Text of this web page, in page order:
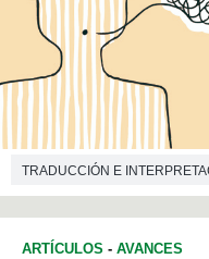
TRADUCCIÓN E
ARTÍCULOS - AVANCES